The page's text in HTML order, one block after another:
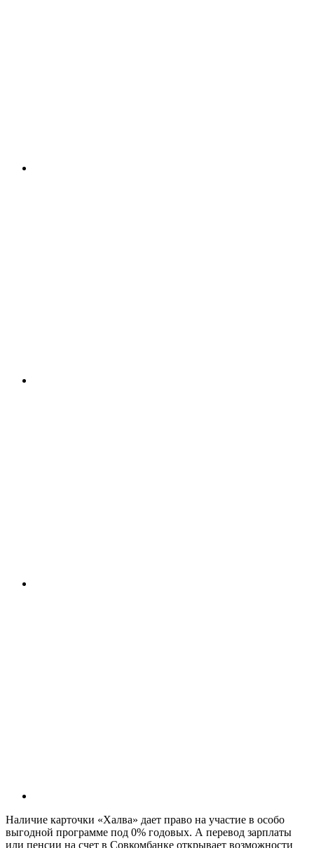
Наличие карточки «Халва» дает право на участие в особо
выгодной программе под 0% годовых. А перевод зарплаты
или пенсии на счет в Совкомбанке открывает возможности